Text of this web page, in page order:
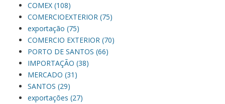
COMEX (108)
COMERCIOEXTERIOR (75)
exportação (75)
COMERCIO EXTERIOR (70)
PORTO DE SANTOS (66)
IMPORTAÇÃO (38)
MERCADO (31)
SANTOS (29)
exportações (27)